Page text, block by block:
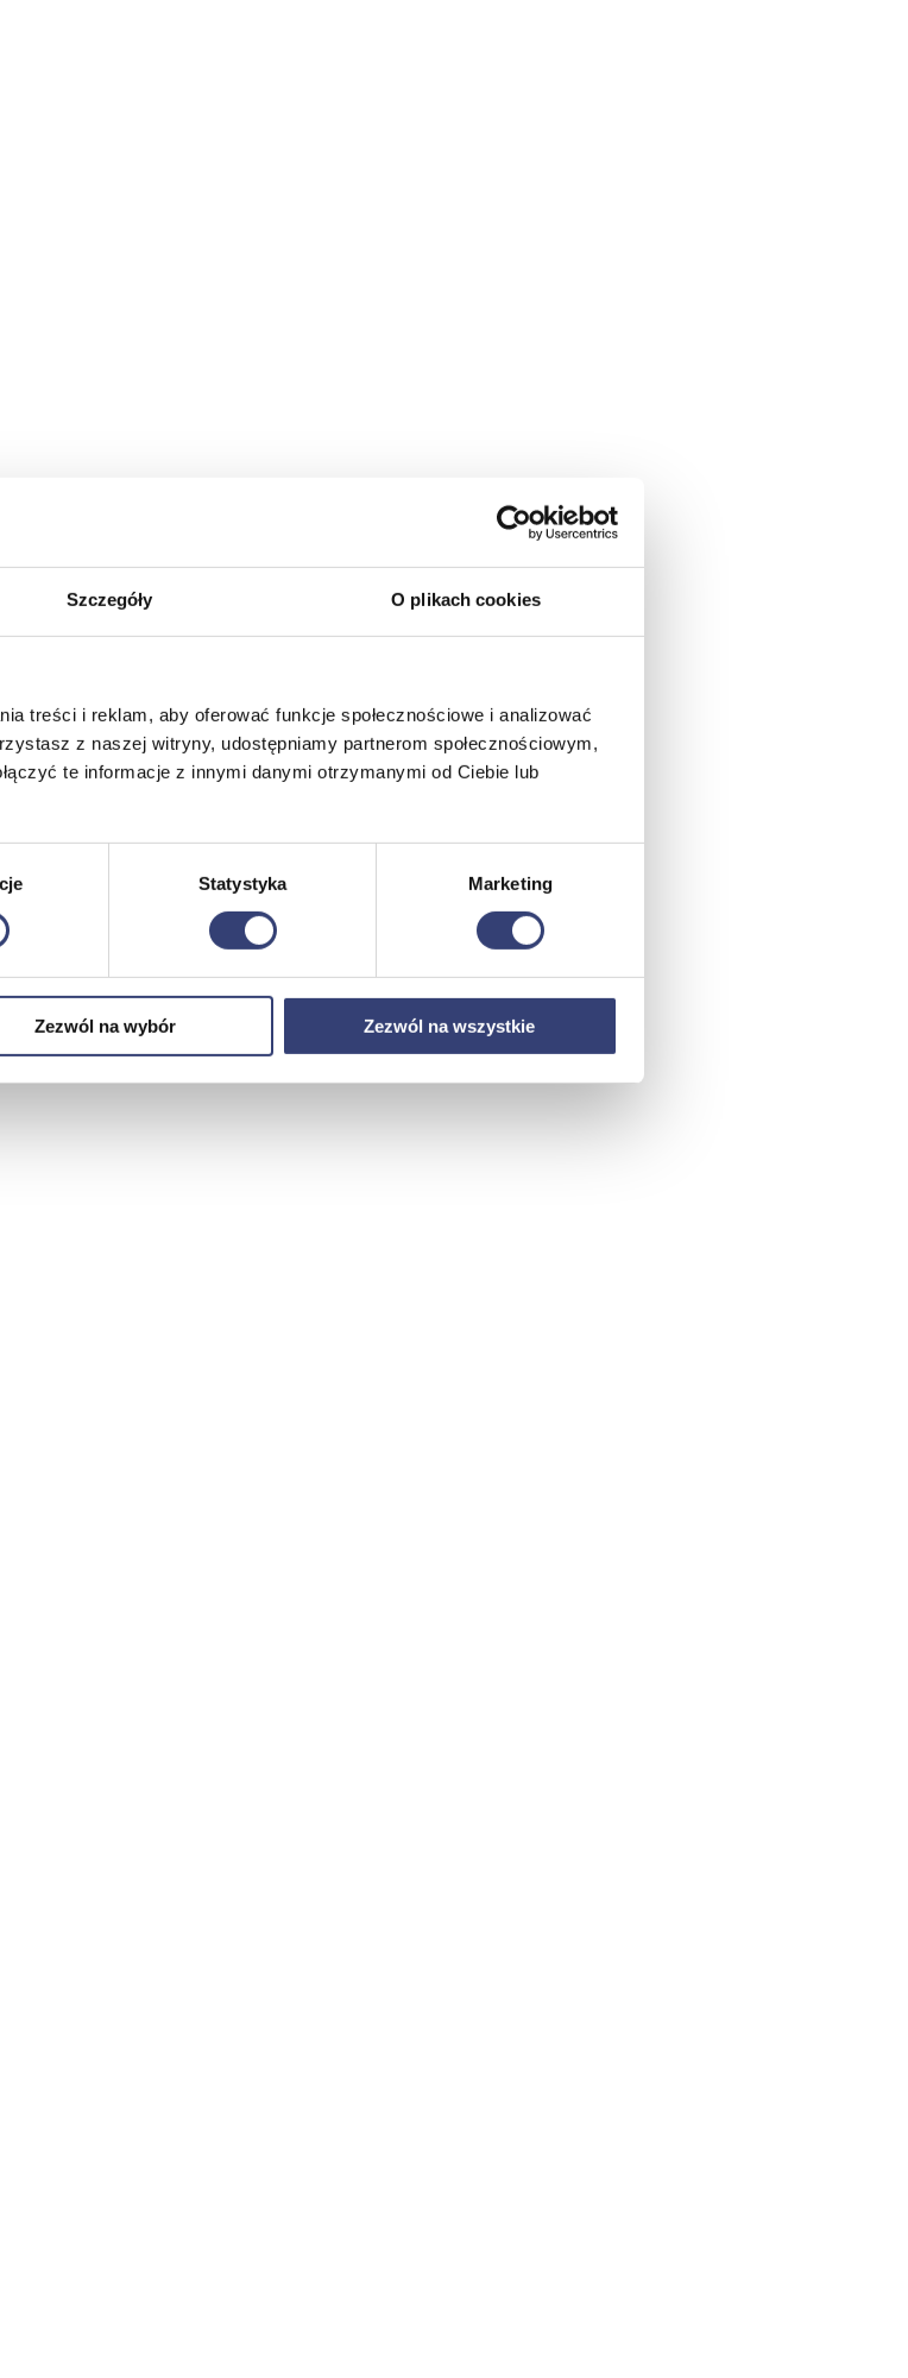
Szczegóły O plikach cookies
treści i reklam, aby oferować funkcje społecznościowe i analizować
z naszej witryny, udostępniamy partnerom społecznościowym,
te informacje z innymi danymi otrzymanymi od Ciebie lub
Statystyka Marketing
Zezwól na wybór Zezwól na wszystkie